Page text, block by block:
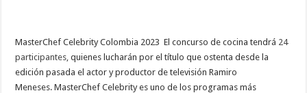
MasterChef Celebrity Colombia 2023 El concurso de cocina tendrá 24
participantes, quienes lucharán por el título que ostenta desde la
edición pasada el actor y productor de televisión Ramiro
Meneses. MasterChef Celebrity es uno de los programas más